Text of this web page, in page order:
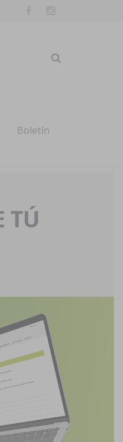
Boletín
TÚ